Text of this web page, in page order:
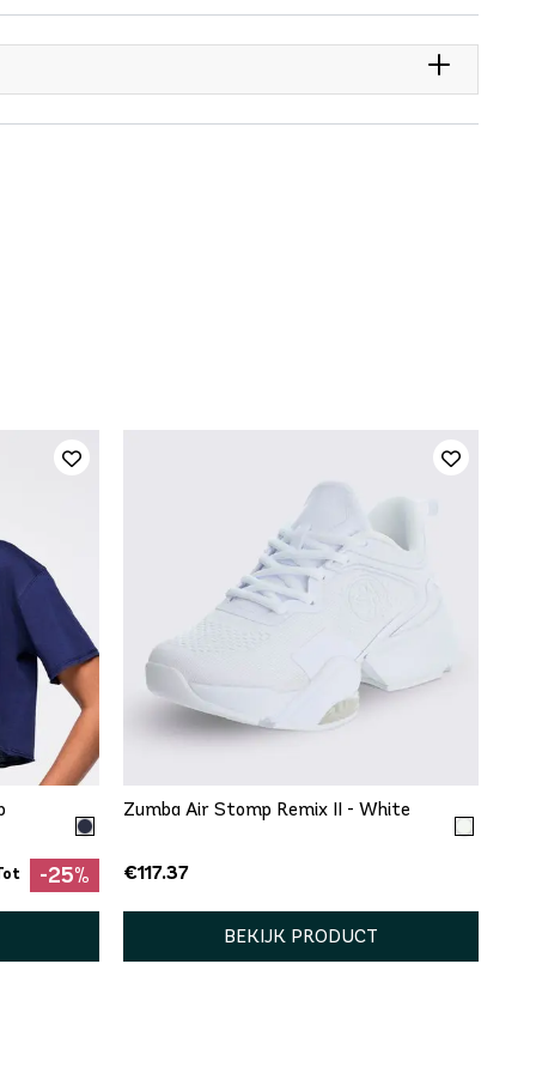
-25%
SNEL TOEVOEGEN
5 9 9.5
Zumba Air Stomp Remix II - White
€117.37
BEKIJK PRODUCT